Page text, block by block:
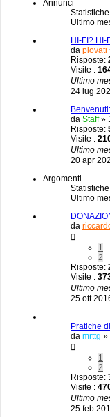
Annunci
Statistiche
Ultimo
HI-FI? HI-
da plovati
Risposte:
Visite :
Ultimo
24 lug
da Staff»
Risposte:
Visite :
Ultimo
20 apr
Argomenti
Statistiche
Ultimo
da
1
2
Risposte:
Visite :
Ultimo
25 ott
Pratiche
da mrttg »
1
2
Risposte:
Visite :
Ultimo
25 feb